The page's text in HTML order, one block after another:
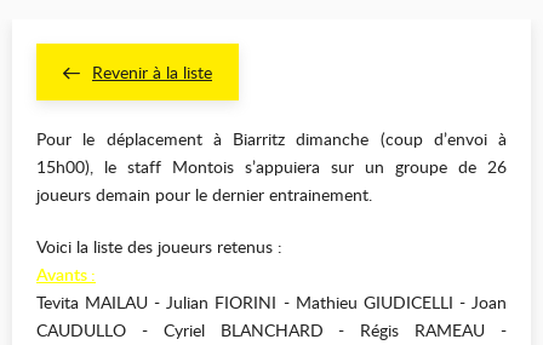
Revenir à la liste
Pour le déplacement à Biarritz dimanche (coup d’envoi à
15h00), le staff Montois s’appuiera sur un groupe de 26
joueurs demain pour le dernier entrainement.
Voici la liste des joueurs retenus :
Avants :
Tevita MAILAU - Julian FIORINI - Mathieu GIUDICELLI - Joan
CAUDULLO - Cyriel BLANCHARD - Régis RAMEAU -